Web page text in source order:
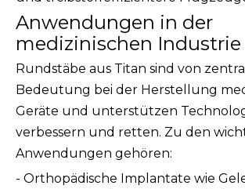
Anwendungen in der
medizinischen Industrie
Rundstäbe aus Titan sind von
Bedeutung bei der Herstellung
Geräte und unterstützen
verbessern und retten. Zu den
Anwendungen gehören:
- Orthopädische Implantate wie